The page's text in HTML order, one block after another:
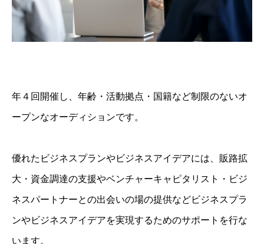
年４回開催し、年齢・活動拠点・国籍など制限のないオ
ープンなオーディションです。
優れたビジネスプランやビジネスアイデアには、販路拡
大・資金調達の支援やベンチャーキャピタリスト・ビジ
ネスパートナーとの出会いの場の提供などビジネスプラ
ンやビジネスアイデアを実現するためのサポートを行な
います。